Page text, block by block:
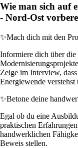
Wie man sich auf
- Nord-Ost
✨Mach dich mit den
Informiere dich über
Zeige im Interview,
Energiewende
✨Betone deine
Egal ob du eine
praktischen
handwerklichen
Beweis stellen.